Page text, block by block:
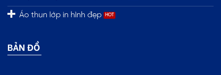
Áo thun lớp in hình đẹp
BẢN ĐỒ